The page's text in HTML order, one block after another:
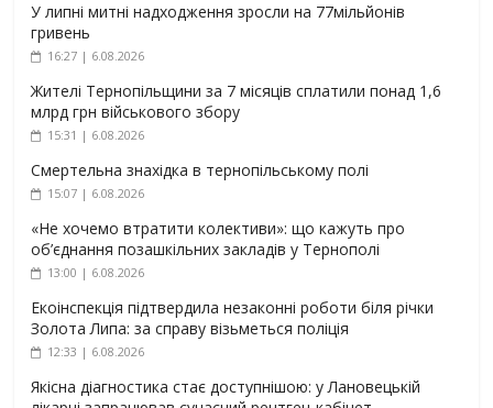
У липні митні надходження зросли на 77мільйонів
гривень
16:27 | 6.08.2026
Жителі Тернопільщини за 7 місяців сплатили понад 1,6
млрд грн військового збору
15:31 | 6.08.2026
Смертельна знахідка в тернопільському полі
15:07 | 6.08.2026
«Не хочемо втратити колективи»: що кажуть про
об’єднання позашкільних закладів у Тернополі
13:00 | 6.08.2026
Екоінспекція підтвердила незаконні роботи біля річки
Золота Липа: за справу візьметься поліція
12:33 | 6.08.2026
Якісна діагностика стає доступнішою: у Лановецькій